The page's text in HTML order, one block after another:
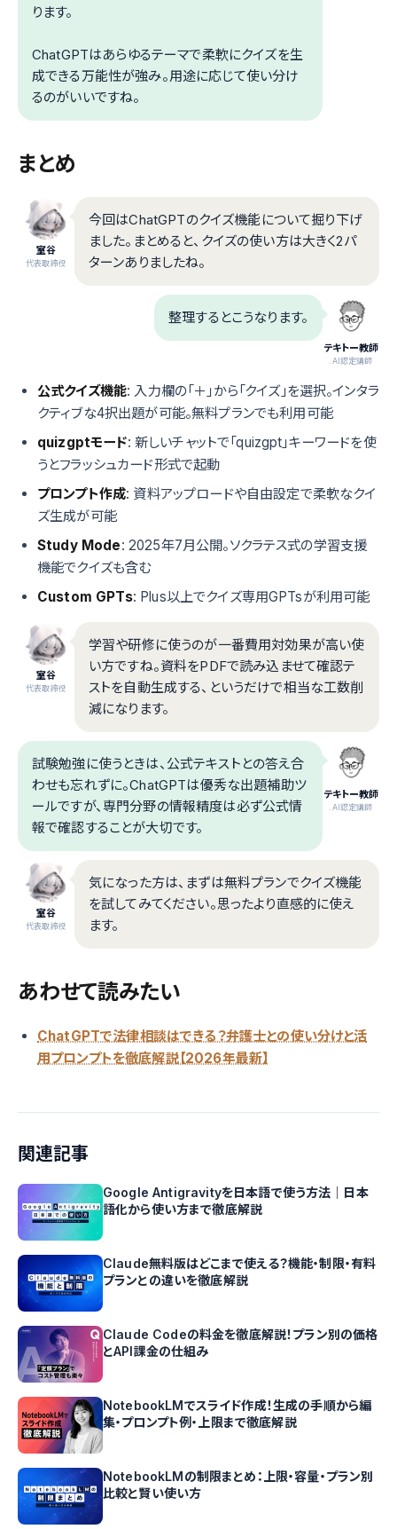
ります。
ChatGPTはあらゆるテーマで柔軟にクイズを生
成できる万能性が強み。用途に応じて使い分け
るのがいいですね。
まとめ
室谷
代表取締役
今回はChatGPTのクイズ機能について掘り下げ
ました。まとめると、クイズの使い方は大きく2パ
ターンありましたね。
テキトー教師
.AI認定講師
整理するとこうなります。
公式クイズ機能: 入力欄の「＋」から「クイズ」を選択。インタラ
クティブな4択出題が可能。無料プランでも利用可能
quizgptモード: 新しいチャットで「quizgpt」キーワードを使
うとフラッシュカード形式で起動
プロンプト作成: 資料アップロードや自由設定で柔軟なクイ
ズ生成が可能
Study Mode: 2025年7月公開。ソクラテス式の学習支援
機能でクイズも含む
Custom GPTs: Plus以上でクイズ専用GPTsが利用可能
室谷
代表取締役
学習や研修に使うのが一番費用対効果が高い使
い方ですね。資料をPDFで読み込ませて確認テ
ストを自動生成する、というだけで相当な工数削
減になります。
テキトー教師
.AI認定講師
試験勉強に使うときは、公式テキストとの答え合
わせも忘れずに。ChatGPTは優秀な出題補助ツ
ールですが、専門分野の情報精度は必ず公式情
報で確認することが大切です。
室谷
代表取締役
気になった方は、まずは無料プランでクイズ機能
を試してみてください。思ったより直感的に使え
ます。
あわせて読みたい
ChatGPTで法律相談はできる？弁護士との使い分けと活
用プロンプトを徹底解説【2026年最新】
関連記事
Google Antigravityを日本語で使う方法｜日本
語化から使い方まで徹底解説
Claude無料版はどこまで使える？機能・制限・有料
プランとの違いを徹底解説
Claude Codeの料金を徹底解説！プラン別の価格
とAPI課金の仕組み
NotebookLMでスライド作成！生成の手順から編
集・プロンプト例・上限まで徹底解説
NotebookLMの制限まとめ：上限・容量・プラン別
比較と賢い使い方